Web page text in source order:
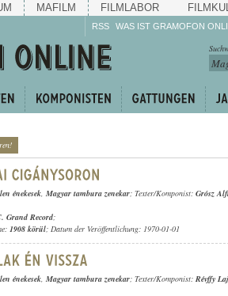
MAFILM FILMLABOR
RSS WAS IST GRAMOFON
énekesek, Magyar tambura zenekar; Texter/Komponist: Grósz
Grand Record;
1908 körül; Datum der Veröffentlichung: 1970-01-01
énekesek, Magyar tambura zenekar; Texter/Komponist: Révffy